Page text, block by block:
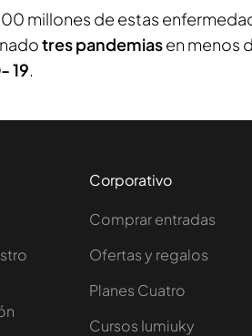
millones de estas
tres pandemiasen menos
19.
Corporativo
Comprar entradas
Ofertas y regalos
Planes Cuatro
Cursos Iumiuky